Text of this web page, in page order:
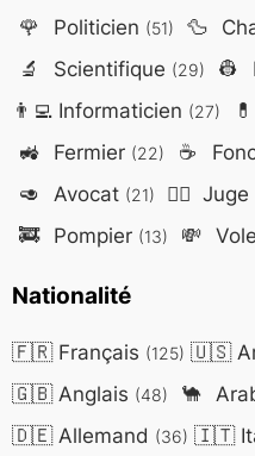
🌹 Politicien (51) 🦆
🔬 Scientifique (29) 👷
👨‍💻Informaticien (27) 💊
🚜 Fermier (22) ☕
🥑 Avocat (21) 👨‍⚖️ Juge
🚒 Pompier (13) 💸
Nationalité
🇫🇷Français (125) 🇺🇸
🇬🇧Anglais (48) 🐪
🇩🇪Allemand (36) 🇮🇹